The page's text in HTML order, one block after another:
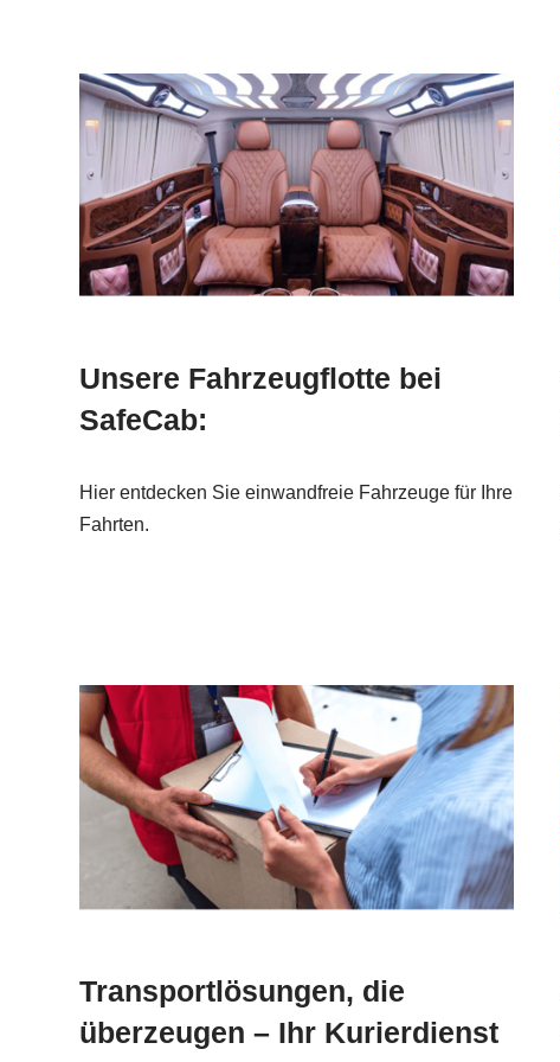
Unsere Fahrzeugflotte bei
SafeCab:
Hier entdecken Sie einwandfreie Fahrzeuge für Ihre
Fahrten.
Transportlösungen, die
überzeugen – Ihr Kurierdienst